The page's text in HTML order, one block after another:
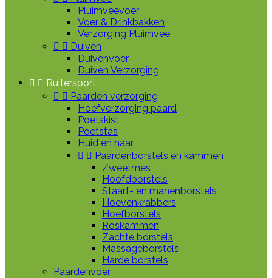
Pluimveevoer
Voer & Drinkbakken
Verzorging Pluimvee
  Duiven
Duivenvoer
Duiven Verzorging
  Ruitersport
  Paarden verzorging
Hoefverzorging paard
Poetskist
Poetstas
Huid en haar
  Paardenborstels en kammen
Zweetmes
Hoofdborstels
Staart- en manenborstels
Hoevenkrabbers
Hoefborstels
Roskammen
Zachte borstels
Massageborstels
Harde borstels
Paardenvoer